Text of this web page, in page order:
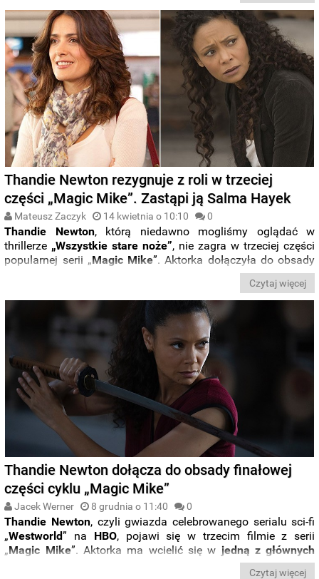
Thandie Newton rezygnuje z roli w trzeciej
części „Magic Mike”. Zastąpi ją Salma Hayek
Mateusz Zaczyk 14 kwietnia o 10:10 0
Thandie Newton, którą niedawno mogliśmy oglądać w
thrillerze „Wszystkie stare noże”, nie zagra w trzeciej części
popularnej serii „Magic Mike”. Aktorka dołączyła do obsady
, ale jak się właśnie okazało,
zrezygnować z roli z powodów osobistych.
Czytaj więcej
Thandie Newton dołącza do obsady finałowej
części cyklu „Magic Mike”
Jacek Werner 8 grudnia o 11:40 0
Thandie Newton, czyli gwiazda celebrowanego serialu sci-fi
„Westworld” na HBO, pojawi się w trzecim filmie z serii
„Magic Mike”. Aktorka ma wcielić się w jedną z głównych
Czytaj więcej